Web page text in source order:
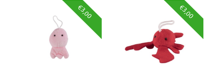
€3,00 €3,00